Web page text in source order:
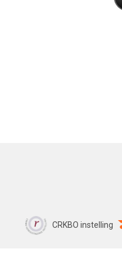
CRKBO instelling